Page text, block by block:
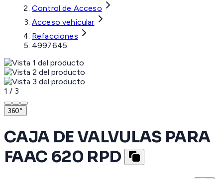
Control de Acceso
Acceso vehicular
Refacciones
4997645
1 / 3
360°
CAJA DE VALVULAS PARA
FAAC 620 RPD